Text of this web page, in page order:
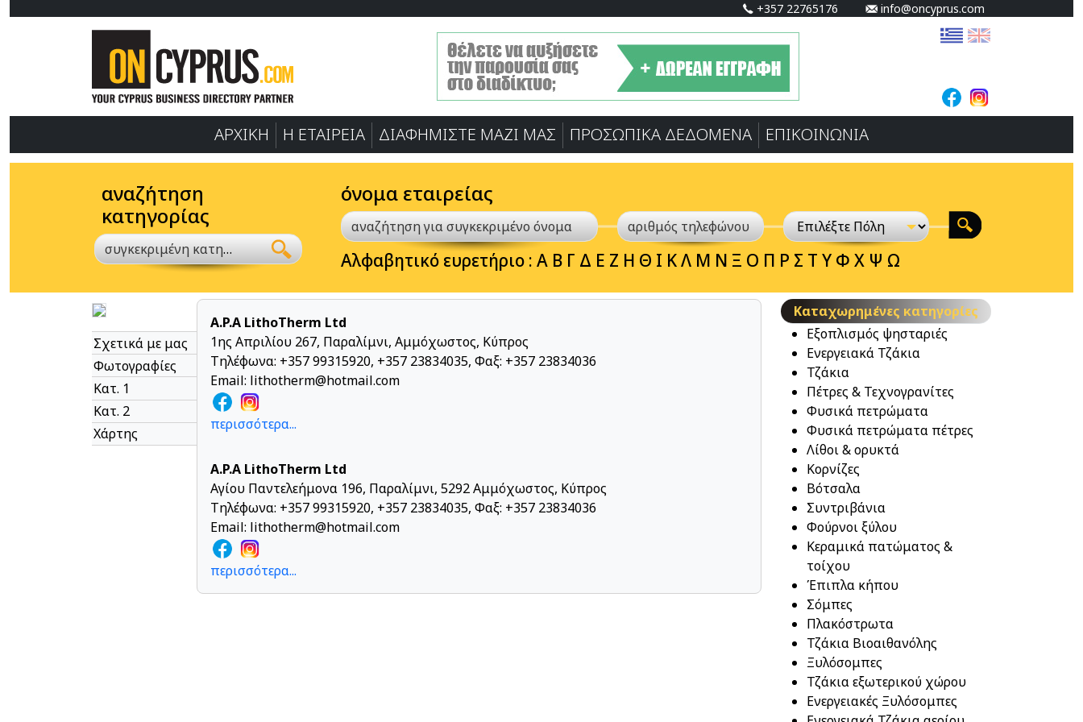
+357 22765176 info@oncyprus.com
ΑΡΧΙΚΗ Η ΕΤΑΙΡΕΙΑ ΔΙΑΦΗΜΙΣΤΕ ΜΑΖΙ ΜΑΣ ΠΡΟΣΩΠΙΚA ΔΕΔΟΜΕΝA ΕΠΙΚΟΙΝΩΝΙΑ
αναζήτηση
κατηγορίας
συγκεκριμένη κατηγορία
όνομα εταιρείας
Αλφαβητικό ευρετήριο : Α Β Γ Δ Ε Ζ Η Θ Ι ΚΛ Μ Ν Ξ Ο Π Ρ Σ Τ Υ Φ Χ Ψ Ω
Σχετικά με μας
Φωτογραφίες
Κατ. 1
Κατ. 2
Χάρτης
A.P.A LithoTherm Ltd
1ης Απριλίου 267, Παραλίμνι, Αμμόχωστος, Κύπρος
Τηλέφωνα: +357 99315920, +357 23834035, Φαξ: +357 23834036
Email: lithotherm@hotmail.com
περισσότερα...
A.P.A LithoTherm Ltd
Αγίου Παντελεήμονα 196, Παραλίμνι, 5292 Αμμόχωστος, Κύπρος
Τηλέφωνα: +357 99315920, +357 23834035, Φαξ: +357 23834036
Email: lithotherm@hotmail.com
περισσότερα...
Καταχωρημένες κατηγορίες
Εξοπλισμός ψησταριές
Ενεργειακά Τζάκια
Τζάκια
Πέτρες & Τεχνογρανίτες
Φυσικά πετρώματα
Φυσικά πετρώματα πέτρες
Λίθοι & ορυκτά
Κορνίζες
Βότσαλα
Συντριβάνια
Φούρνοι ξύλου
Κεραμικά πατώματος &
τοίχου
Έπιπλα κήπου
Σόμπες
Πλακόστρωτα
Τζάκια Βιοαιθανόλης
Ξυλόσομπες
Τζάκια εξωτερικού χώρου
Ενεργειακές Ξυλόσομπες